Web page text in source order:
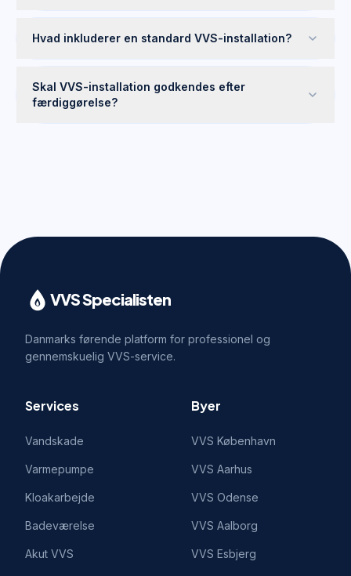
Hvad inkluderer en standard VVS-installation?
Skal VVS-installation godkendes efter
færdiggørelse?
VVS Specialisten
Danmarks førende platform for professionel og
gennemskuelig VVS-service.
Services
Vandskade
Varmepumpe
Kloakarbejde
Badeværelse
Akut VVS
Byer
VVS København
VVS Aarhus
VVS Odense
VVS Aalborg
VVS Esbjerg